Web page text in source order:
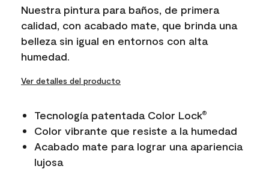
link.
Nuestra pintura para baños, de primera
calidad, con acabado mate, que brinda una
belleza sin igual en entornos con alta
humedad.
Ver detalles del producto
Tecnología patentada Color Lock®
Color vibrante que resiste a la humedad
Acabado mate para lograr una apariencia
lujosa